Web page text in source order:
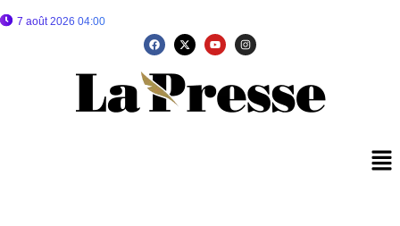
7 août 2026 04:00